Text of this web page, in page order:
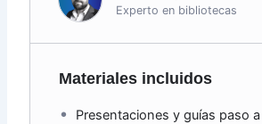
Experto en bibliotecas
Materiales incluidos
Presentaciones y guías paso